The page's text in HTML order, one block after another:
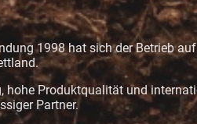
1998 hat sich der Betrieb
Produktqualität und
Partner.